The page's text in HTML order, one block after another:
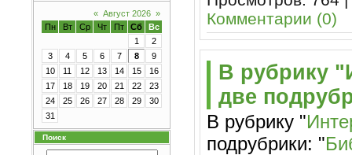
« Август 2026 »
Пн
Вт Ср Чт Пт Сб
Вс
1
2
3
4 5 6 7 8
9
10
11 12 13 14 15
16
17
18 19 20 21 22
23
24
25 26 27 28 29
30
31
Поиск
Комментарии (0)
В рубрику
две
В рубрику "
подрубрики: "